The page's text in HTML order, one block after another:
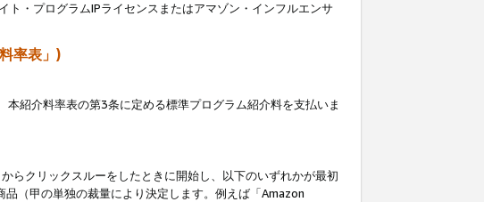
・プログラムIPライセンスまたはアマゾン・インフルエンサ
率表」)
紹介料率表の第3条に定める標準プログラム紹介料を支払いま
らクリックスルーをしたときに開始し、以下のいずれかが最初
（甲の単独の裁量により決定します。例えば「Amazon